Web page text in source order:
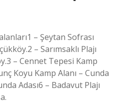
– Şeytan Sofrası
– Sarımsaklı Plajı
– Cennet Tepesi Kamp
Koyu Kamp Alanı – Cunda
Adası6 – Badavut Plajı